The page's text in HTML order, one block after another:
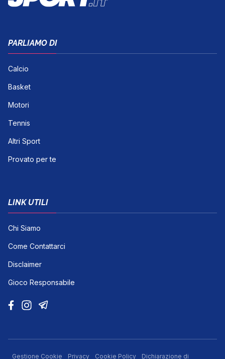
PARLIAMO DI
Calcio
Basket
Motori
Tennis
Altri Sport
Provato per te
LINK UTILI
Chi Siamo
Come Contattarci
Disclaimer
Gioco Responsabile
Gestione Cookie Privacy Cookie Policy Dichiarazione di